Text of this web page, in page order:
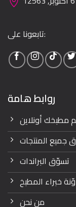
تابعونا على:
روابط هامة
مطبخك أونلاين
جميع المنتجات
تسوّق البراندات
خبراء المطبخ
من نحن